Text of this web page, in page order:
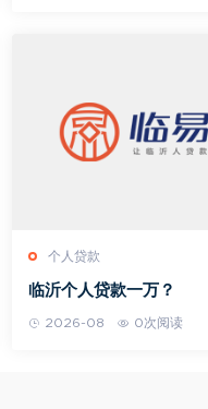
个人贷款
临沂个人贷款一万？
2026-08 0次阅读